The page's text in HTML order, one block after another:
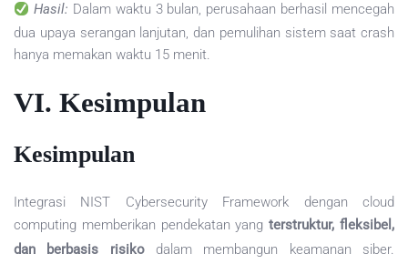
Hasil: Dalam waktu 3 bulan, perusahaan berhasil mencegah
dua upaya serangan lanjutan, dan pemulihan sistem saat crash
hanya memakan waktu 15 menit.
VI. Kesimpulan
Kesimpulan
Integrasi NIST Cybersecurity Framework dengan cloud
computing memberikan pendekatan yangterstruktur, fleksibel,
dan berbasis risikodalam membangun keamanan siber.